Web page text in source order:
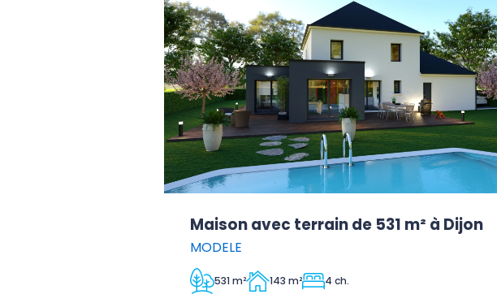
Maison avec terrain de 531 m² à Dijon
MODELE
531 m² 143 m² 4 ch.